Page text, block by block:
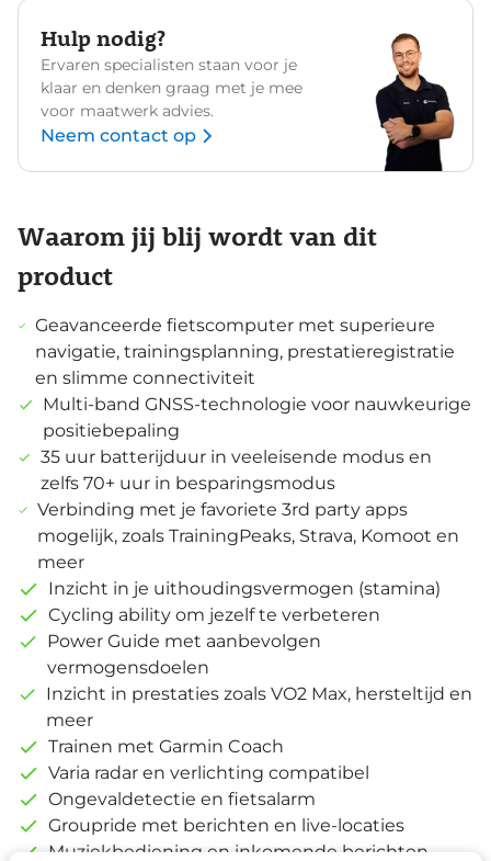
Hulp nodig?
Ervaren specialisten staan voor je
klaar en denken graag met je mee
voor maatwerk advies.
Neem contact op
Waarom jij blij wordt van dit
product
Geavanceerde fietscomputer met superieure
navigatie, trainingsplanning, prestatieregistratie
en slimme connectiviteit
Multi-band GNSS-technologie voor nauwkeurige
positiebepaling
35 uur batterijduur in veeleisende modus en
zelfs 70+ uur in besparingsmodus
Verbinding met je favoriete 3rd party apps
mogelijk, zoals TrainingPeaks, Strava, Komoot en
meer
Inzicht in je uithoudingsvermogen (stamina)
Cycling ability om jezelf te verbeteren
Power Guide met aanbevolgen
vermogensdoelen
Inzicht in prestaties zoals VO2 Max, hersteltijd en
meer
Trainen met Garmin Coach
Varia radar en verlichting compatibel
Ongevaldetectie en fietsalarm
Groupride met berichten en live-locaties
Muziekbediening en inkomende berichten